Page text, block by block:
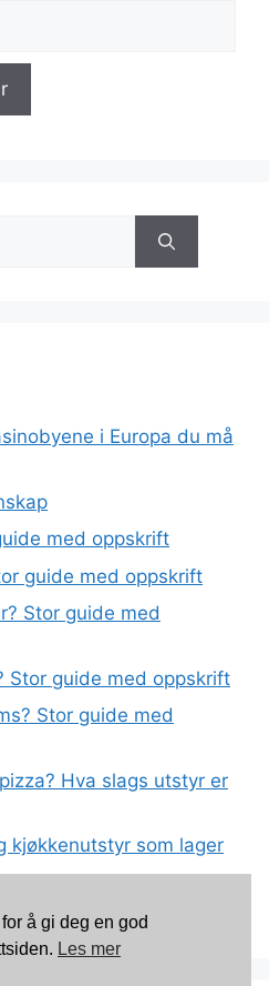
i Europa du må
med oppskrift
guide med oppskrift
Stor guide med
Stor guide med oppskrift
Stor guide med
Hva slags utstyr er
kjøkkenutstyr som lager
matkvalitet?
å gi deg en god
Les mer